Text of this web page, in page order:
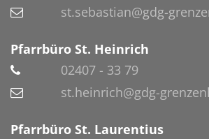
st.sebastian@gdg-
Pfarrbüro St. Heinrich
02407 - 33 79
st.heinrich@gdg-
Pfarrbüro St. Laurentius